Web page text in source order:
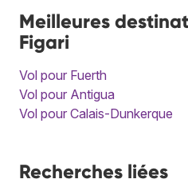
Meilleures
Figari
Vol pour Fuerth
Vol pour Antigua
Vol pour Calais-Dunkerque
Recherches liées